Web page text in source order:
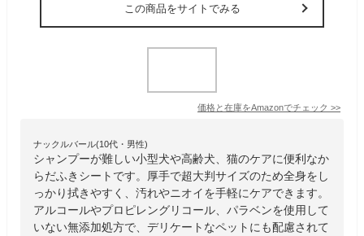
この商品をサイトでみる
価格と在庫をAmazonでチェック >>
ナックルバール(10代・男性)
シャンプーが難しい小型犬や高齢犬、猫のケアに便利なか
らだふきシートです。厚手で超大判サイズのため全身をし
っかり拭きやすく、汚れやニオイを手軽にケアできます。
アルコールやプロピレングリコール、パラベンを使用して
いない無添加処方で、デリケートなペットにも配慮されて